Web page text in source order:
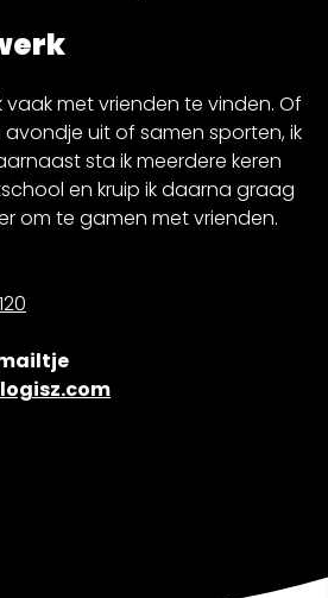
vaak met vrienden te vinden. Of
uit of samen sporten, ik
sta ik meerdere keren
en kruip ik daarna graag
om te gamen met vrienden.